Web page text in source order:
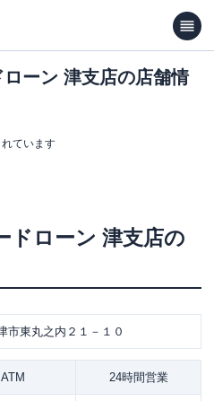
ーン 津支店の店舗情
ています
ドローン 津支店の
市東丸之内２１－１０
ATM 24時間営業